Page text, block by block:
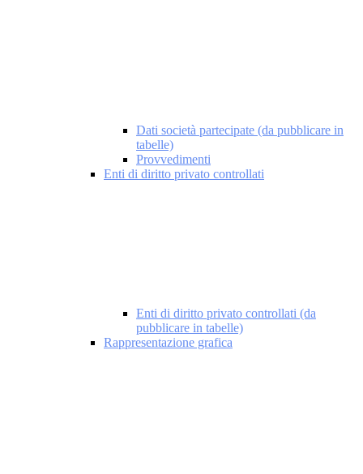
Dati società partecipate (da pubblicare in
tabelle)
Provvedimenti
Enti di diritto privato controllati
Enti di diritto privato controllati (da
pubblicare in tabelle)
Rappresentazione grafica